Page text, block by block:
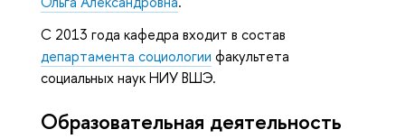
С 2013 года кафедра входит в состав
департамента социологии факультета
социальных наук НИУ ВШЭ.
Образовательная деятельность